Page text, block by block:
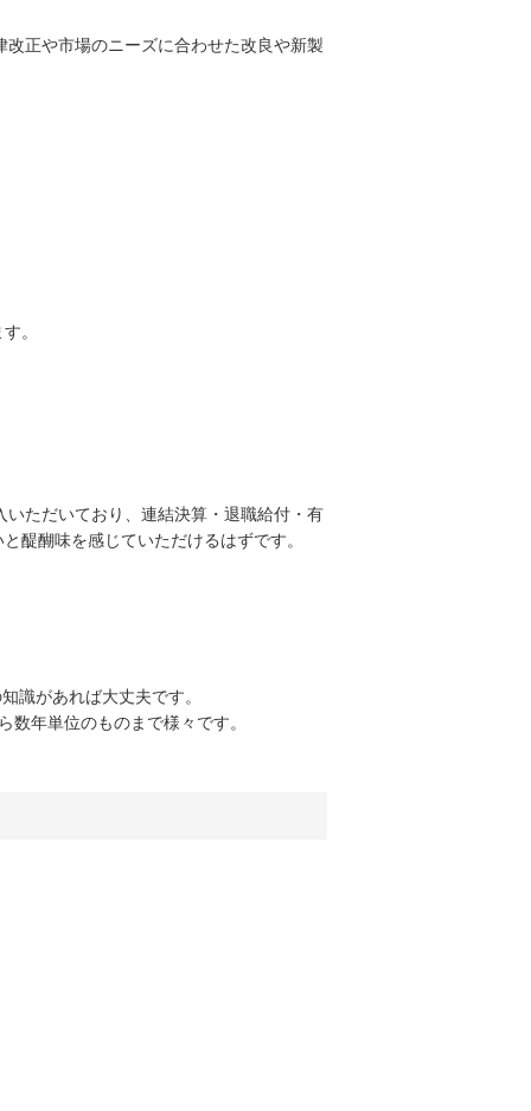
正や市場のニーズに合わせた改良や新製
。
ただいており、連結決算・退職給付・有
醍醐味を感じていただけるはずです。
識があれば大丈夫です。
年単位のものまで様々です。